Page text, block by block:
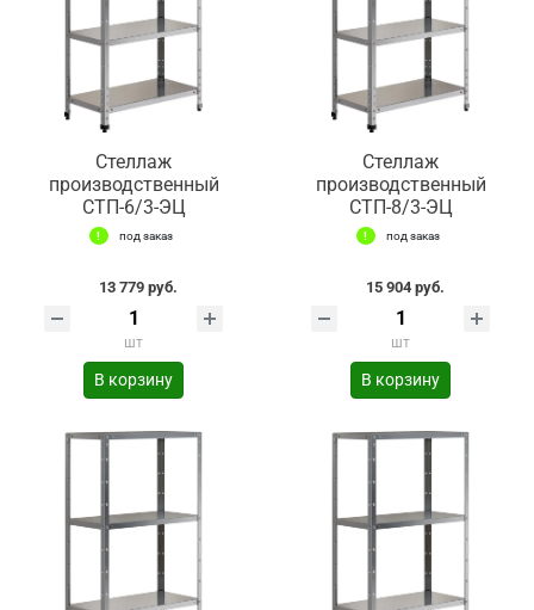
Стеллаж
производственный
СТП-6/3-ЭЦ
под заказ
13 779 руб.
шт
В корзину
Стеллаж
производственный
СТП-8/3-ЭЦ
под заказ
15 904 руб.
шт
В корзину